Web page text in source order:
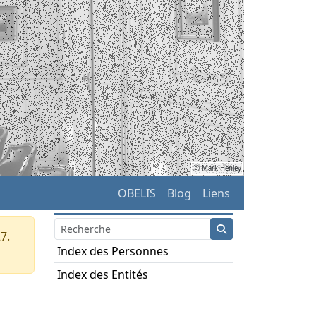
ⓒ Mark Henley
OBELIS Blog Liens
Index des Personnes
Index des Entités